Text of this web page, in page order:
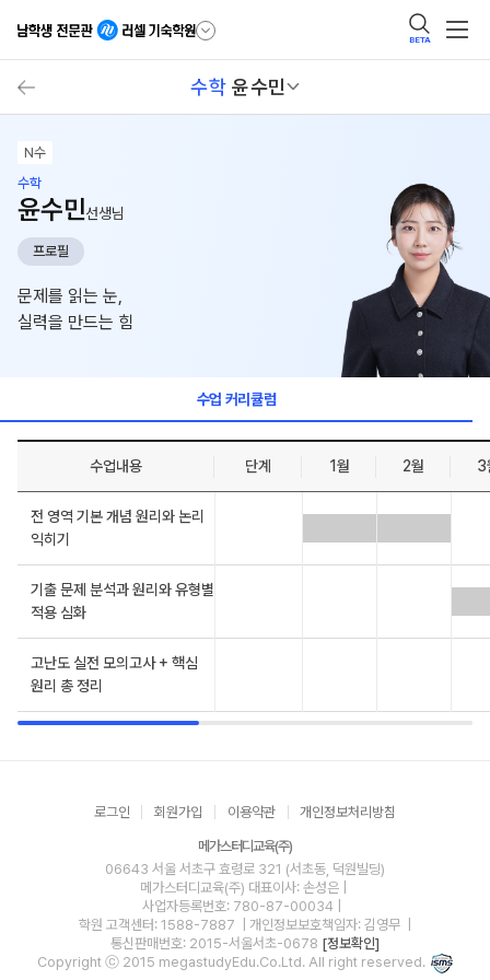
BETA
수학 윤수민
N수
수학
윤수민선생님
프로필
문제를 읽는 눈,
실력을 만드는 힘
수업 커리큘럼
수업내용 단계 1월 2월 3
전 영역 기본 개념 원리와 논리
익히기
기출 문제 분석과 원리와 유형별
적용 심화
고난도 실전 모의고사 + 핵심
원리 총 정리
로그인 회원가입 이용약관 개인정보처리방침
메가스터디교육(주)
06643 서울 서초구 효령로 321 (서초동, 덕원빌딩)
메가스터디교육(주) 대표이사: 손성은 |
사업자등록번호: 780-87-00034
학원 고객센터: 1588-7887
| 개인정보보호책임자: 김영무
통신판매번호: 2015-서울서초-0678 [정보확인]
Copyright ⓒ 2015 megastudyEdu.Co.Ltd. All right reserved.